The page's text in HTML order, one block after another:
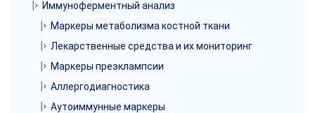
Иммуноферментный анализ
Маркеры метаболизма костной ткани
Лекарственные средства и их мониторинг
Маркеры преэклампсии
Аллергодиагностика
Аутоиммунные маркеры